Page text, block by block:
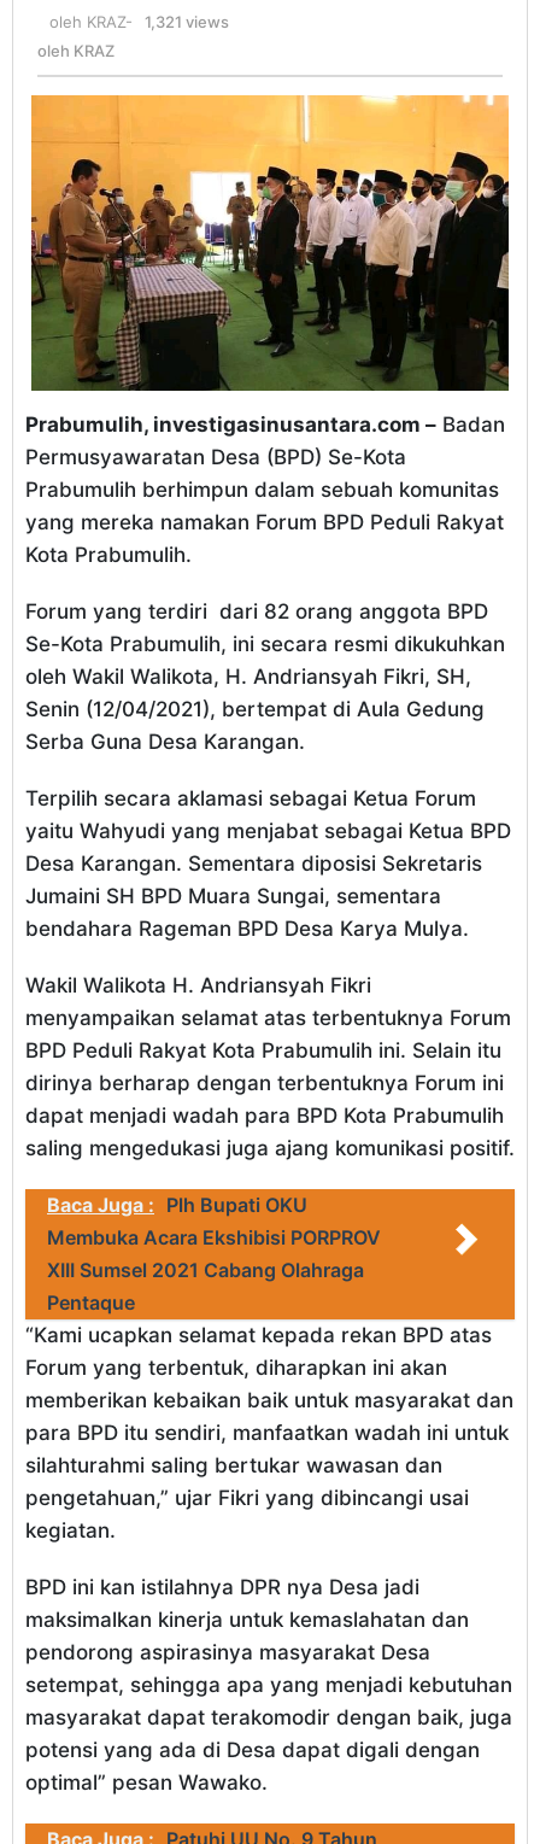
oleh KRAZ-
1,321 views
oleh KRAZ
Prabumulih, investigasinusantara.com – Badan
Permusyawaratan Desa (BPD) Se-Kota
Prabumulih berhimpun dalam sebuah komunitas
yang mereka namakan Forum BPD Peduli Rakyat
Kota Prabumulih.
Forum yang terdiri dari 82 orang anggota BPD
Se-Kota Prabumulih, ini secara resmi dikukuhkan
oleh Wakil Walikota, H. Andriansyah Fikri, SH,
Senin (12/04/2021), bertempat di Aula Gedung
Serba Guna Desa Karangan.
Terpilih secara aklamasi sebagai Ketua Forum
yaitu Wahyudi yang menjabat sebagai Ketua BPD
Desa Karangan. Sementara diposisi Sekretaris
Jumaini SH BPD Muara Sungai, sementara
bendahara Rageman BPD Desa Karya Mulya.
Wakil Walikota H. Andriansyah Fikri
menyampaikan selamat atas terbentuknya Forum
BPD Peduli Rakyat Kota Prabumulih ini. Selain itu
dirinya berharap dengan terbentuknya Forum ini
dapat menjadi wadah para BPD Kota Prabumulih
saling mengedukasi juga ajang komunikasi positif.
Baca Juga : Plh Bupati OKU
Membuka Acara Ekshibisi PORPROV
XIII Sumsel 2021 Cabang Olahraga
Pentaque
“Kami ucapkan selamat kepada rekan BPD atas
Forum yang terbentuk, diharapkan ini akan
memberikan kebaikan baik untuk masyarakat dan
para BPD itu sendiri, manfaatkan wadah ini untuk
silahturahmi saling bertukar wawasan dan
pengetahuan,” ujar Fikri yang dibincangi usai
kegiatan.
BPD ini kan istilahnya DPR nya Desa jadi
maksimalkan kinerja untuk kemaslahatan dan
pendorong aspirasinya masyarakat Desa
setempat, sehingga apa yang menjadi kebutuhan
masyarakat dapat terakomodir dengan baik, juga
potensi yang ada di Desa dapat digali dengan
optimal” pesan Wawako.